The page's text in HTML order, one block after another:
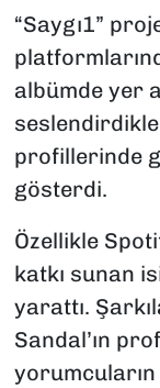
“Saygı1”
albümde yer
profillerinde
gösterdi.
Özellikle
katkı sunan
yarattı.
Sandal’ın